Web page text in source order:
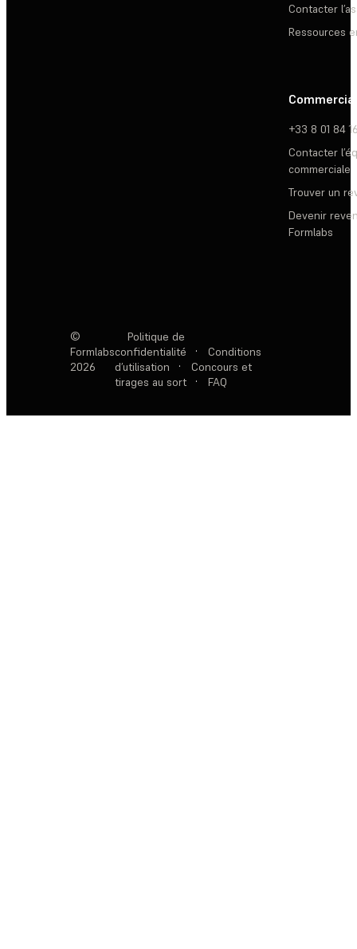
Contacter
Ressources
Commercial
+33 8 01 84
Contacter
commerciale
Trouver un
Devenir
Formlabs
©
Formlabs
2026
Politique de
confidentialité
·
Conditions
d’utilisation
·
Concours et
tirages au sort
· FAQ